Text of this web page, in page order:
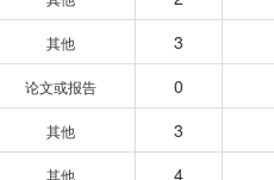
其他 3
论文或报告 0
其他 3
其他 4